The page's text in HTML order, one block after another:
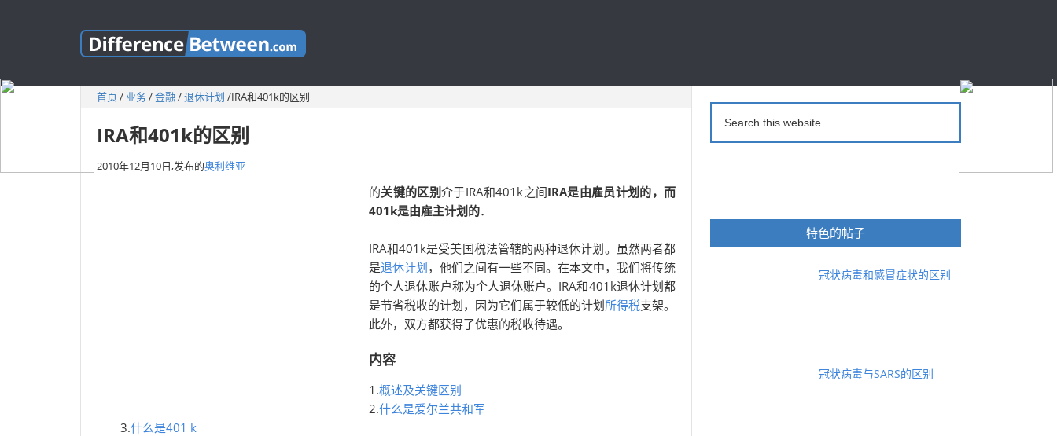
首页/ 业务/金融 /退休计划 /IRA和401k的区别
IRA和401k的区别
2010年12月10日,发布的奥利维亚
的关键的区别 介于IRA和401k之间IRA是由雇员计划的，而
401k是由雇主计划的．
IRA和401k是受美国税法管辖的两种退休计划。虽然两者都
是退休计划，他们之间有一些不同。在本文中，我们将传统
的个人退休账户称为个人退休账户。IRA和401k退休计划都
是节省税收的计划，因为它们属于较低的计划所得税支架。
此外，双方都获得了优惠的税收待遇。
内容
1.概述及关键区别
2.什么是爱尔兰共和军
3.什么是401 k
特色的帖子
冠状病毒和感冒症状的区别
冠状病毒与SARS的区别